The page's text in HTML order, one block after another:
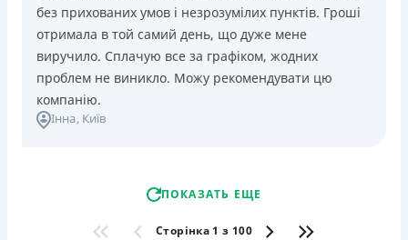
без прихованих умов і незрозумілих пунктів. Гроші
отримала в той самий день, що дуже мене
виручило. Сплачую все за графіком, жодних
проблем не виникло. Можу рекомендувати цю
компанію.
Інна, Київ
ПОКАЗАТЬ ЕЩЕ
Сторінка 1 з 100